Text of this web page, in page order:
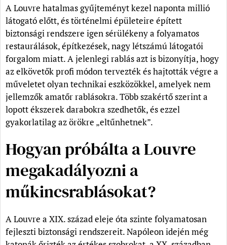
A Louvre hatalmas gyűjteményt kezel naponta millió
látogató előtt, és történelmi épületeire épített
biztonsági rendszere igen sérülékeny a folyamatos
restaurálások, építkezések, nagy létszámú látogatói
forgalom miatt. A jelenlegi rablás azt is bizonyítja, hogy
az elkövetők profi módon tervezték és hajtották végre a
műveletet olyan technikai eszközökkel, amelyek nem
jellemzők amatőr rablásokra. Több szakértő szerint a
lopott ékszerek darabokra szedhetők, és ezzel
gyakorlatilag az örökre „eltűnhetnek”.
Hogyan próbálta a Louvre
megakadályozni a
műkincsrablásokat?
A Louvre a XIX. század eleje óta szinte folyamatosan
fejleszti biztonsági rendszereit. Napóleon idején még